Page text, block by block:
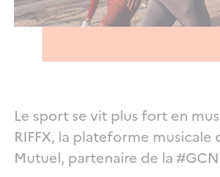
Le sport se vit plus fort en
RIFFX, la plateforme musicale
Mutuel, partenaire de la